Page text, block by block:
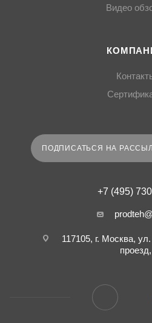
Видео
ПОДПИСАТЬСЯ НА
+7 (495)
117105, г. Москва,